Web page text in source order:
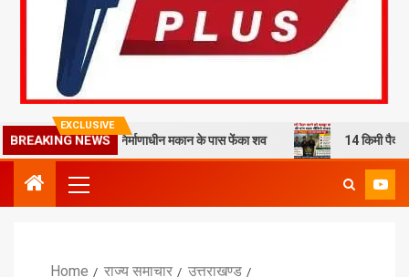
EXCLUSIVE
BREAKING NEWS
से हत्या कर निर्माणाधीन मकान के पास फेंका शव 14 किमी पैदल चलने को
Home राज्य समाचार
उत्तराखण्ड